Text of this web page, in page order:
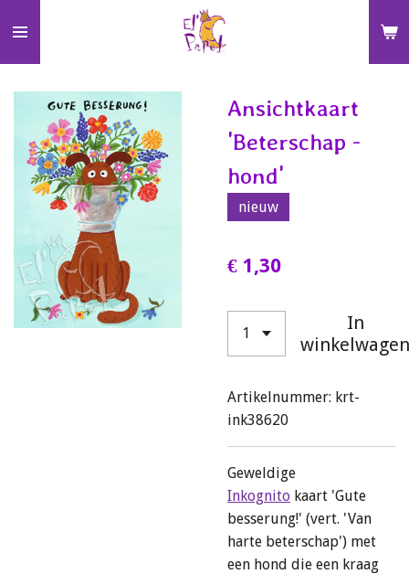
direct
naar
de
hoofdinhoud
Ansichtkaart
'Beterschap -
hond'
nieuw
€ 1,30
In
winkelwagen
Artikelnummer: krt-
ink38620
Geweldige
Inkognito kaart 'Gute
besserung!' (vert. 'Van
harte beterschap') met
een hond die een kraag